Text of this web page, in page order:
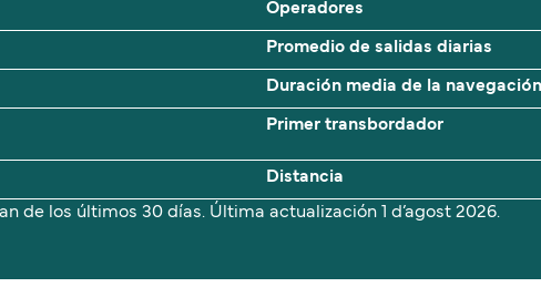
Operadores
Promedio de salidas diarias
Duración media de la navegación
Primer transbordador
Distancia
de los últimos 30 días. Última actualización 1 d’agost 2026.